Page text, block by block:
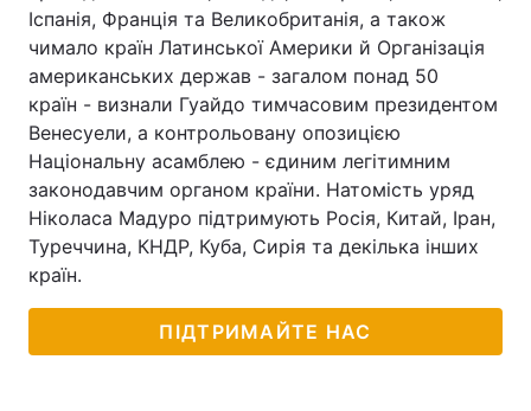
Іспанія, Франція та Великобританія, а також
чимало країн Латинської Америки й Організація
американських держав - загалом понад 50
країн - визнали Гуайдо тимчасовим президентом
Венесуели, а контрольовану опозицією
Національну асамблею - єдиним легітимним
законодавчим органом країни. Натомість уряд
Ніколаса Мадуро підтримують Росія, Китай, Іран,
Туреччина, КНДР, Куба, Сирія та декілька інших
країн.
ПІДТРИМАЙТЕ НАС